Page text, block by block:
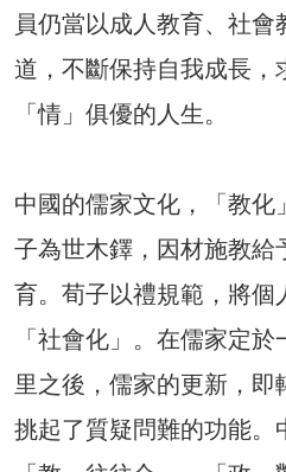
員仍當以成人教育、社
道，不斷保持自我成長，
「情」俱優的人生。
中國的儒家文化，「教
子為世木鐸，因材施教給
育。荀子以禮規範，將個
「社會化」。在儒家定
里之後，儒家的更新，
挑起了質疑問難的功能。